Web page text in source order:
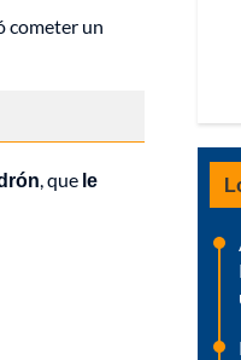
cometer un
, que le